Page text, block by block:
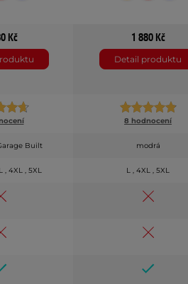
Kč 1 880 Kč
Detail produktu
8 hodnocení
Built modrá
, 4XL , 5XL L , 4XL , 5XL